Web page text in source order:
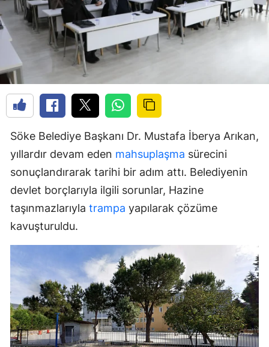
Söke Belediye Başkanı Dr. Mustafa İberya Arıkan,
yıllardır devam eden mahsuplaşma sürecini
sonuçlandırarak tarihi bir adım attı. Belediyenin
devlet borçlarıyla ilgili sorunlar, Hazine
taşınmazlarıyla trampa yapılarak çözüme
kavuşturuldu.